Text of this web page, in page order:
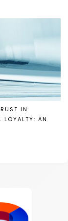
IN
LOYALTY: AN